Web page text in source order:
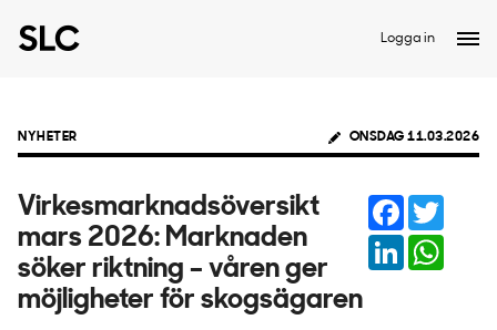
Logga in
NYHETER ONSDAG 11.03.2026
Virkesmarknadsöversikt
mars 2026: Marknaden
söker riktning – våren ger
möjligheter för skogsägaren
Facebook
LinkedIn